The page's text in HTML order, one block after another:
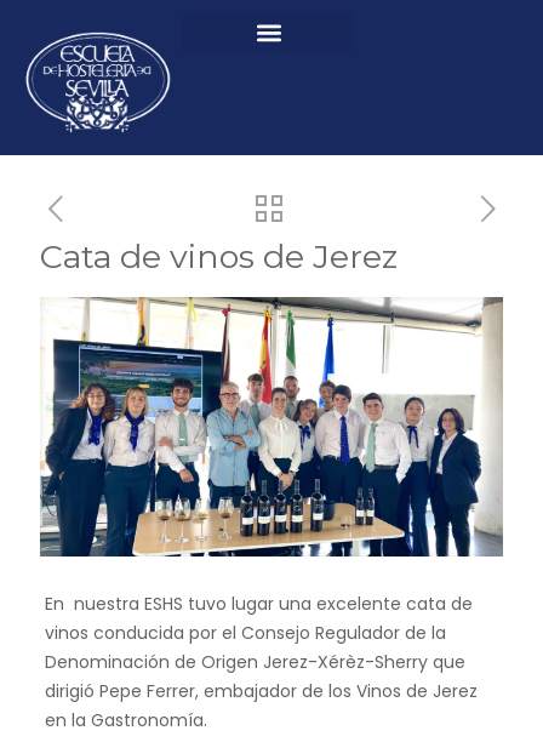
Cata de vinos de Jerez
En nuestra ESHS tuvo lugar una excelente cata de
vinos conducida por el Consejo Regulador de la
Denominación de Origen Jerez-Xérèz-Sherry que
dirigió Pepe Ferrer, embajador de los Vinos de Jerez
en la Gastronomía.